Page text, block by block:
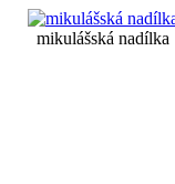
mikulášská nadílka